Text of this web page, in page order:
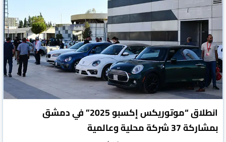
انطلاق “موتوريكس إكسبو 2025” في دمشق
بمشاركة 37 شركة محلية وعالمية